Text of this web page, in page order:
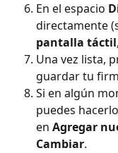
En el espacio
directamente
pantalla táctil
Una vez lista,
guardar tu
Si en algún
puedes
en Agregar
Cambiar.